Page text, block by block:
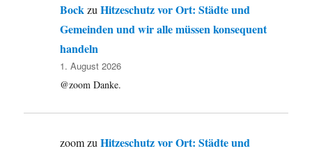
BockzuHitzeschutz vor Ort: Städte und
Gemeinden und wir alle müssen konsequent
handeln
1. August 2026
@zoom Danke.
zoomzuHitzeschutz vor Ort: Städte und